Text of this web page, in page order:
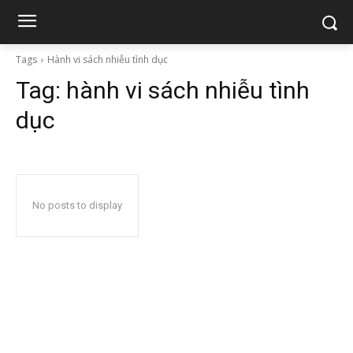
Tags Hành vi sách nhiễu tình dục
Tag: hành vi sách nhiễu tình
dục
No posts to display